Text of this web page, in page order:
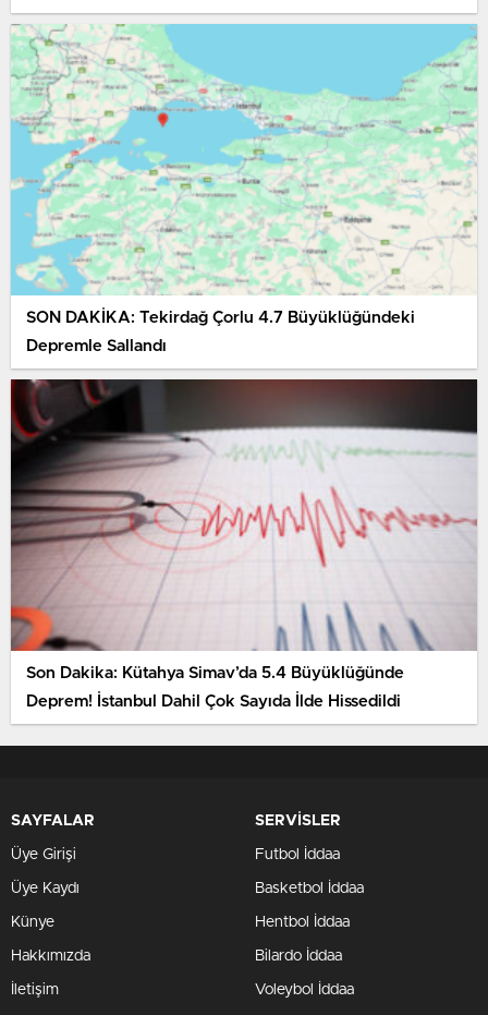
SON DAKİKA: Tekirdağ Çorlu 4.7 Büyüklüğündeki
Depremle Sallandı
Son Dakika: Kütahya Simav’da 5.4 Büyüklüğünde
Deprem! İstanbul Dahil Çok Sayıda İlde Hissedildi
SAYFALAR
Üye Girişi
Üye Kaydı
Künye
Hakkımızda
İletişim
SERVİSLER
Futbol İddaa
Basketbol İddaa
Hentbol İddaa
Bilardo İddaa
Voleybol İddaa